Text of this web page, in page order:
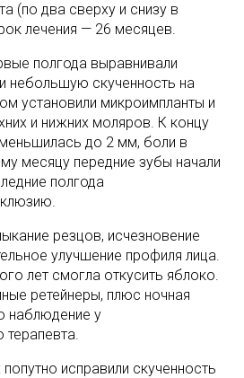
(по два сверху и снизу в
лечения — 26 месяцев.
полгода выравнивали
небольшую скученность на
установили микроимпланты и
и нижних моляров. К концу
до 2 мм, боли в
месяцу передние зубы начали
полгода
резцов, исчезновение
улучшение профиля лица.
лет смогла откусить яблоко.
ретейнеры, плюс ночная
наблюдение у
терапевта.
исправили скученность